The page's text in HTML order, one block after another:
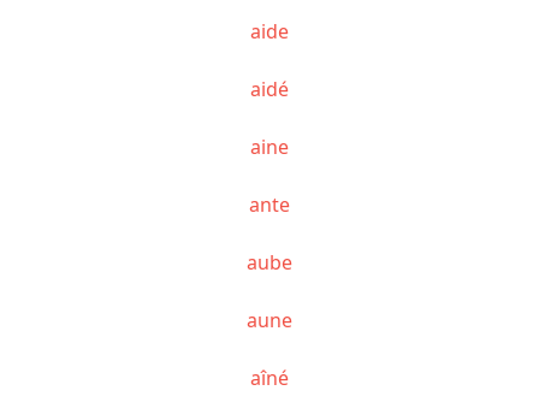
aide
aidé
aine
ante
aube
aune
aîné